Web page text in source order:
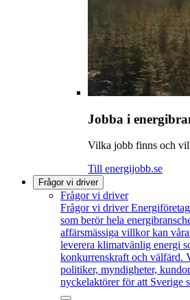
Jobba i
Vilka jobb finns och
Till energijobb.se
Frågor vi driver
Frågor vi driver
Frågor vi driver
som berör hela
affärsmässiga villkor kan
leverera klimatvänlig energi
konkurrenskraft och välfärd.
politiker, myndigheter,
nyckelaktörer för att Sverige